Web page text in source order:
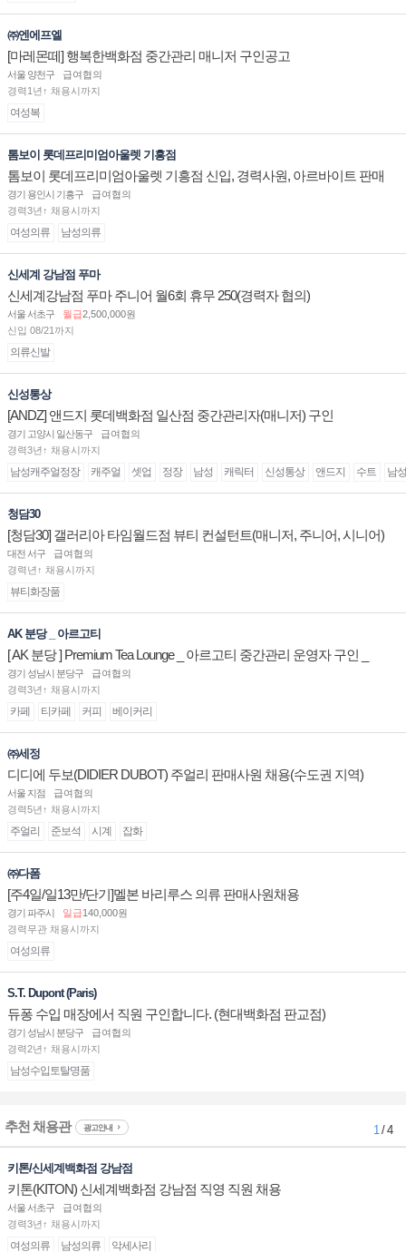
㈜엔에프엘
[마레몬떼] 행복한백화점 중간관리 매니저 구인공고
서울 양천구
급여협의
경력1년↑ 채용시까지
여성복
톰보이 롯데프리미엄아울렛 기흥점
톰보이 롯데프리미엄아울렛 기흥점 신입, 경력사원, 아르바이트 판매
직 구인합니다.
경기 용인시 기흥구
급여협의
경력3년↑ 채용시까지
여성의류 남성의류
신세계 강남점 푸마
신세계강남점 푸마 주니어 월6회 휴무 250(경력자 협의)
서울 서초구 월급2,500,000원
신입 08/21까지
의류신발
신성통상
[ANDZ] 앤드지 롯데백화점 일산점 중간관리자(매니저) 구인
경기 고양시 일산동구
급여협의
경력3년↑ 채용시까지
남성캐주얼정장 캐주얼 셋업 정장 남성 캐릭터 신성통상 앤드지 수트 남
청담30
[청담30] 갤러리아 타임월드점 뷰티 컨설턴트(매니저, 주니어, 시니어)
채용
대전 서구
급여협의
경력년↑ 채용시까지
뷰티화장품
AK 분당 _ 아르고티
[ AK 분당 ] Premium Tea Lounge _ 아르고티 중간관리 운영자 구인 _
경기 성남시 분당구
급여협의
경력3년↑ 채용시까지
카페 티카페 커피 베이커리
㈜세정
디디에 두보(DIDIER DUBOT) 주얼리 판매사원 채용(수도권 지역)
서울 지점
급여협의
경력5년↑ 채용시까지
주얼리 준보석 시계 잡화
㈜다폼
[주4일/일13만/단기]멜본 바리루스 의류 판매사원채용
경기 파주시 일급140,000원
경력무관 채용시까지
여성의류
S.T. Dupont (Paris)
듀퐁 수입 매장에서 직원 구인합니다. (현대백화점 판교점)
경기 성남시 분당구
급여협의
경력2년↑ 채용시까지
남성수입토탈명품
추천 채용관 광고안내 1/ 4
키톤/신세계백화점 강남점
키톤(KITON) 신세계백화점 강남점 직영 직원 채용
서울 서초구
급여협의
경력3년↑ 채용시까지
여성의류 남성의류 악세사리